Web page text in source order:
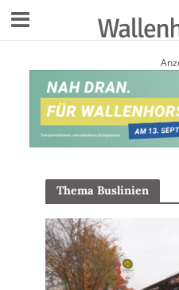
Thema Buslinien